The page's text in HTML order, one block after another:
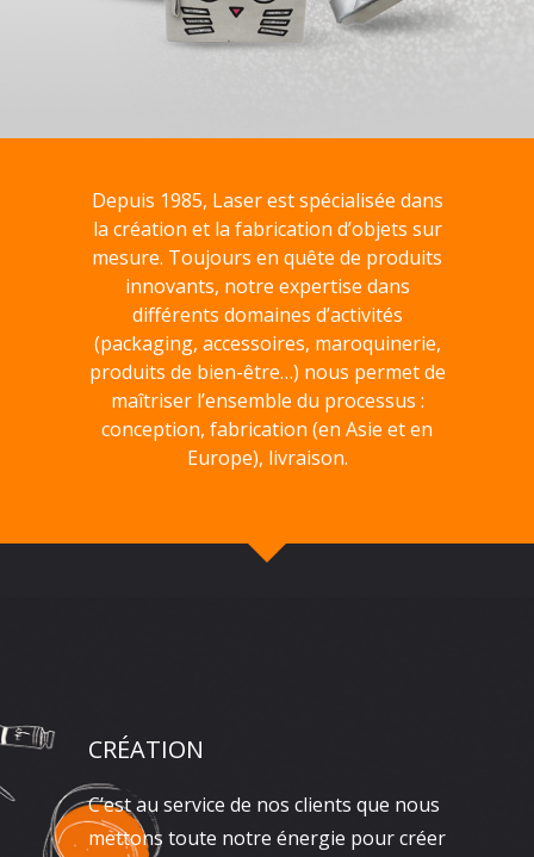
Depuis 1985, Laser est spécialisée dans
la création et la fabrication d’objets sur
mesure. Toujours en quête de produits
innovants, notre expertise dans
différents domaines d’activités
(packaging, accessoires, maroquinerie,
produits de bien-être…) nous permet de
maîtriser l’ensemble du processus :
conception, fabrication (en Asie et en
Europe), livraison.
CRÉATION
C’est au service de nos clients que nous
mettons toute notre énergie pour créer